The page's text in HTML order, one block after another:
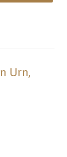
Urn,